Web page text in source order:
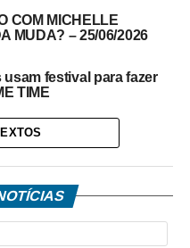
COM MICHELLE
MUDA? – 25/06/2026
festival para fazer
TIME